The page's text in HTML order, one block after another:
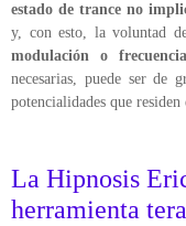
estado de trance no
y, con esto, la voluntad
modulación o
necesarias, puede ser de
potencialidades que
La Hipnosis
herramienta